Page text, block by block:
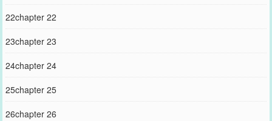
22chapter 22
23chapter 23
24chapter 24
25chapter 25
26chapter 26